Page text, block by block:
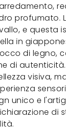
profumato.
e questa
in
di legno,
di
visiva,
unico e
di